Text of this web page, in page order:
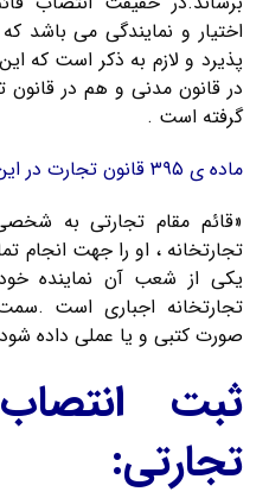
اختیار و نمایندگی می باشد
پذیرد و لازم به ذکر است که
در قانون مدنی و هم در قانون
گرفته است .
ماده ی ۳۹۵ قانون تجارت در این مورد چنین می گوید :
«قائم مقام تجارتی به
تجارتخانه ، او را جهت انجام
یکی از شعب آن نماینده
تجارتخانه اجباری است
صورت کتبی و یا عملی داده
ثبت
تجارتی: